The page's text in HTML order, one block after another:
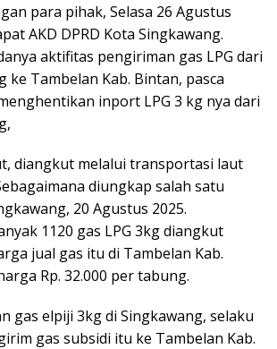
para pihak, Selasa 26 Agustus
AKD DPRD Kota Singkawang.
aktifitas pengiriman gas LPG dari
ke Tambelan Kab. Bintan, pasca
inport LPG 3 kg nya dari
diangkut melalui transportasi laut
diungkap salah satu
20 Agustus 2025.
1120 gas LPG 3kg diangkut
jual gas itu di Tambelan Kab.
Rp. 32.000 per tabung.
gas elpiji 3kg di Singkawang, selaku
gas subsidi itu ke Tambelan Kab.